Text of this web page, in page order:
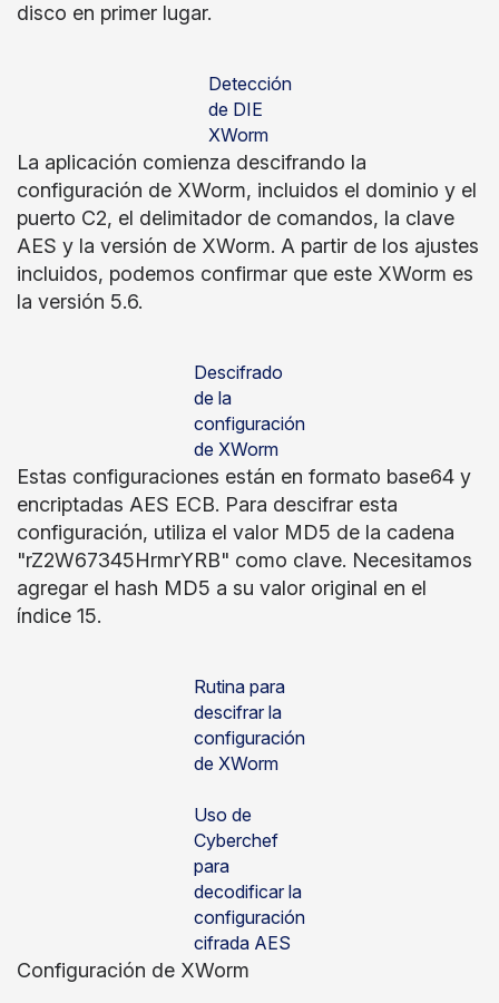
disco en primer lugar.
Detección
de DIE
XWorm
La aplicación comienza descifrando la
configuración de XWorm, incluidos el dominio y el
puerto C2, el delimitador de comandos, la clave
AES y la versión de XWorm. A partir de los ajustes
incluidos, podemos confirmar que este XWorm es
la versión 5.6.
Descifrado
de la
configuración
de XWorm
Estas configuraciones están en formato base64 y
encriptadas AES ECB. Para descifrar esta
configuración, utiliza el valor MD5 de la cadena
"rZ2W67345HrmrYRB" como clave. Necesitamos
agregar el hash MD5 a su valor original en el
índice 15.
Rutina para
descifrar la
configuración
de XWorm
Uso de
Cyberchef
para
decodificar la
configuración
cifrada AES
Configuración de XWorm